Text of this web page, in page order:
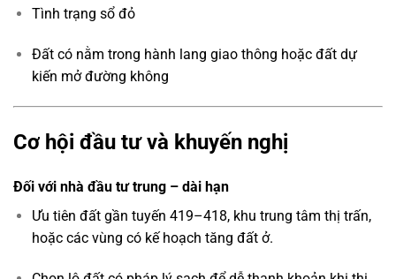
Tình trạng sổ đỏ
Đất có nằm trong hành lang giao thông hoặc đất dự
kiến mở đường không
Cơ hội đầu tư và khuyến nghị
Đối với nhà đầu tư trung – dài hạn
Ưu tiên đất gần tuyến 419–418, khu trung tâm thị trấn,
hoặc các vùng có kế hoạch tăng đất ở.